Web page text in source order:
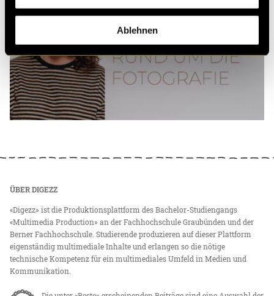
Ablehnen
ÜBER DIGEZZ
«Digezz» ist die Produktionsplattform des Bachelor-Studiengangs
«Multimedia Production» an der Fachhochschule Graubünden und der
Berner Fachhochschule. Studierende produzieren auf dieser Plattform
eigenständig multimediale Inhalte und erlangen so die nötige
technische Kompetenz für ein multimediales Umfeld in Medien und
Kommunikation.